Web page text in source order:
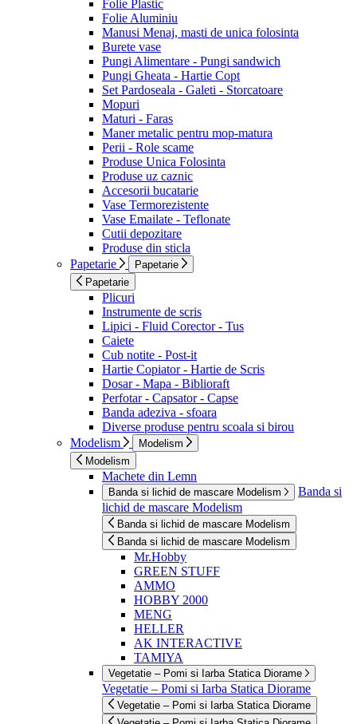
Folie Plastic
Folie Aluminiu
Manusi Menaj, masti de unica folosinta
Burete vase
Pungi Alimentare - Pungi sandwich
Pungi Gheata - Hartie Copt
Set Pardoseala - Galeti - Storcatoare
Mopuri
Maturi - Faras
Maner metalic pentru mop-matura
Perii - Role scame
Produse Unica Folosinta
Produse uz caznic
Accesorii bucatarie
Vase Termorezistente
Vase Emailate - Teflonate
Cutii depozitare
Produse din sticla
Papetarie
Papetarie
Papetarie
Plicuri
Instrumente de scris
Lipici - Fluid Corector - Tus
Caiete
Cub notite - Post-it
Hartie Copiator - Hartie de Scris
Dosar - Mapa - Biblioraft
Perfotar - Capsator - Capse
Banda adeziva - sfoara
Diverse produse pentru scoala si birou
Modelism
Modelism
Modelism
Machete din Lemn
Banda si lichid de mascare Modelism
Banda si
lichid de mascare Modelism
Banda si lichid de mascare Modelism
Banda si lichid de mascare Modelism
Mr.Hobby
GREEN STUFF
AMMO
HOBBY 2000
MENG
HELLER
AK INTERACTIVE
TAMIYA
Vegetatie – Pomi si Iarba Statica Diorame
Vegetatie – Pomi si Iarba Statica Diorame
Vegetatie – Pomi si Iarba Statica Diorame